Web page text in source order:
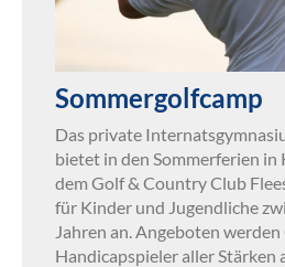
Sommergolfcamp
Das private
bietet in den Sommerferien
dem Golf & Country Club
für Kinder und Jugendliche
Jahren an. Angeboten
Handicapspieler aller Stärken